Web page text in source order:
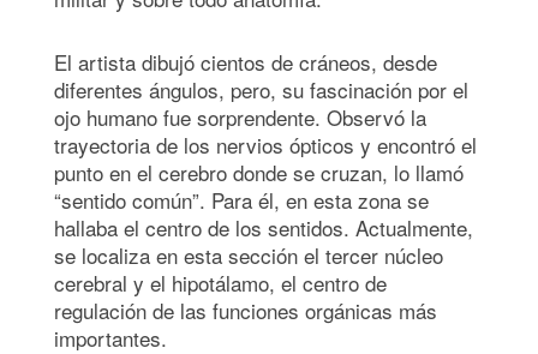
El artista dibujó cientos de cráneos, desde
diferentes ángulos, pero, su fascinación por el
ojo humano fue sorprendente. Observó la
trayectoria de los nervios ópticos y encontró el
punto en el cerebro donde se cruzan, lo llamó
“sentido común”. Para él, en esta zona se
hallaba el centro de los sentidos. Actualmente,
se localiza en esta sección el tercer núcleo
cerebral y el hipotálamo, el centro de
regulación de las funciones orgánicas más
importantes.